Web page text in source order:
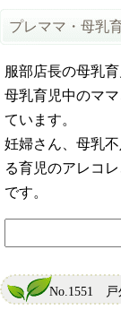
プレママ・母乳
服部店長の母乳
母乳育児中のマ
ています。
妊婦さん、母乳
る育児のアレコ
です。
No.1551 戸